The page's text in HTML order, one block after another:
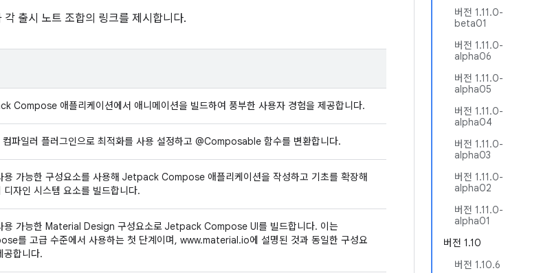
버전 1.11.0-
beta01
버전 1.11.0-
alpha06
버전 1.11.0-
alpha05
버전 1.11.0-
alpha04
버전 1.11.0-
alpha03
버전 1.11.0-
alpha02
버전 1.11.0-
alpha01
버전 1.10
버전 1.10.6
출시 노트 조합의 링크를 제시합니다.
Compose 애플리케이션에서 애니메이션을 빌드하여 풍부한 사용자 경험을 제공합니다.
파일러 플러그인으로 최적화를 사용 설정하고 @Composable 함수를 변환합니다.
용 가능한 구성요소를 사용해 Jetpack Compose 애플리케이션을 작성하고 기초를 확장해
디자인 시스템 요소를 빌드합니다.
용 가능한 Material Design 구성요소로 Jetpack Compose UI를 빌드합니다. 이는
를 고급 수준에서 사용하는 첫 단계이며, www.material.io에 설명된 것과 동일한 구성요
공합니다.